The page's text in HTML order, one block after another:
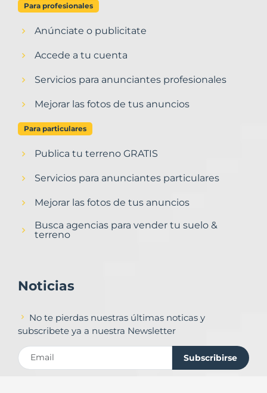
Para profesionales
Anúnciate o publicitate
Accede a tu cuenta
Servicios para anunciantes profesionales
Mejorar las fotos de tus anuncios
Para particulares
Publica tu terreno GRATIS
Servicios para anunciantes particulares
Mejorar las fotos de tus anuncios
Busca agencias para vender tu suelo &
terreno
Noticias
No te pierdas nuestras últimas noticas y
subscribete ya a nuestra Newsletter
Subscribirse